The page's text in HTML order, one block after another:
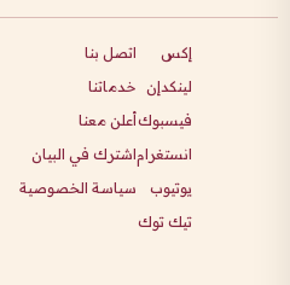
إكس
لينكدإن
فيسبوك
انستغرام
يوتيوب
تيك توك
اتصل بنا
خدماتنا
أعلن معنا
اشترك في البيان
سياسة الخصوصية